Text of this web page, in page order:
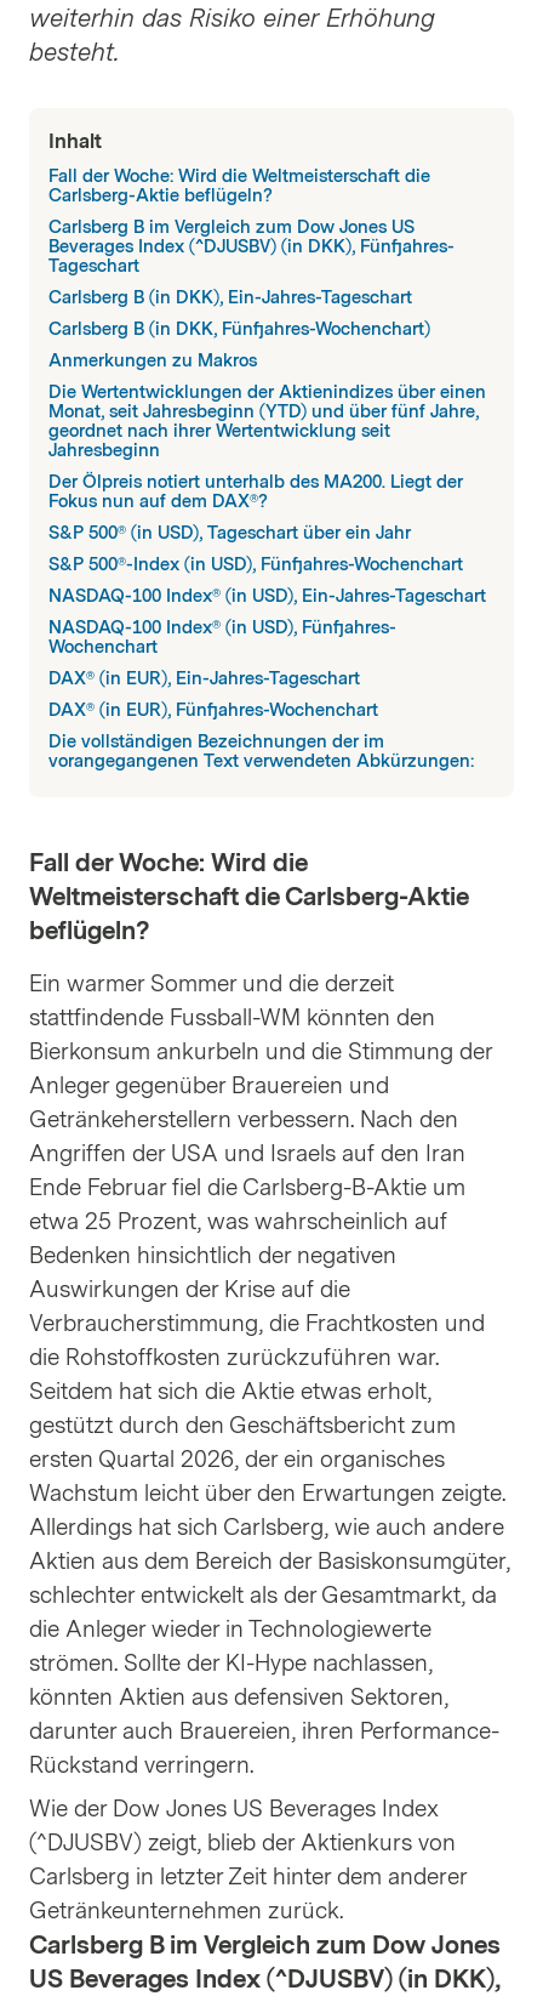
weiterhin das Risiko einer Erhöhung
besteht.
Inhalt
Fall der Woche: Wird die Weltmeisterschaft die
Carlsberg-Aktie beflügeln?
Carlsberg B im Vergleich zum Dow Jones US
Beverages Index (^DJUSBV) (in DKK), Fünfjahres-
Tageschart
Carlsberg B (in DKK), Ein-Jahres-Tageschart
Carlsberg B (in DKK, Fünfjahres-Wochenchart)
Anmerkungen zu Makros
Die Wertentwicklungen der Aktienindizes über einen
Monat, seit Jahresbeginn (YTD) und über fünf Jahre,
geordnet nach ihrer Wertentwicklung seit
Jahresbeginn
Der Ölpreis notiert unterhalb des MA200. Liegt der
Fokus nun auf dem DAX®?
S&P 500® (in USD), Tageschart über ein Jahr
S&P 500®-Index (in USD), Fünfjahres-Wochenchart
NASDAQ-100 Index® (in USD), Ein-Jahres-Tageschart
NASDAQ-100 Index® (in USD), Fünfjahres-
Wochenchart
DAX® (in EUR), Ein-Jahres-Tageschart
DAX® (in EUR), Fünfjahres-Wochenchart
Die vollständigen Bezeichnungen der im
vorangegangenen Text verwendeten Abkürzungen:
Fall der Woche: Wird die
Weltmeisterschaft die Carlsberg-Aktie
beflügeln?
Ein warmer Sommer und die derzeit
stattfindende Fussball-WM könnten den
Bierkonsum ankurbeln und die Stimmung der
Anleger gegenüber Brauereien und
Getränkeherstellern verbessern. Nach den
Angriffen der USA und Israels auf den Iran
Ende Februar fiel die Carlsberg-B-Aktie um
etwa 25 Prozent, was wahrscheinlich auf
Bedenken hinsichtlich der negativen
Auswirkungen der Krise auf die
Verbraucherstimmung, die Frachtkosten und
die Rohstoffkosten zurückzuführen war.
Seitdem hat sich die Aktie etwas erholt,
gestützt durch den Geschäftsbericht zum
ersten Quartal 2026, der ein organisches
Wachstum leicht über den Erwartungen zeigte.
Allerdings hat sich Carlsberg, wie auch andere
Aktien aus dem Bereich der Basiskonsumgüter,
schlechter entwickelt als der Gesamtmarkt, da
die Anleger wieder in Technologiewerte
strömen. Sollte der KI-Hype nachlassen,
könnten Aktien aus defensiven Sektoren,
darunter auch Brauereien, ihren Performance-
Rückstand verringern.
Wie der Dow Jones US Beverages Index
(^DJUSBV) zeigt, blieb der Aktienkurs von
Carlsberg in letzter Zeit hinter dem anderer
Getränkeunternehmen zurück.
Carlsberg B im Vergleich zum Dow Jones
US Beverages Index (^DJUSBV) (in DKK),